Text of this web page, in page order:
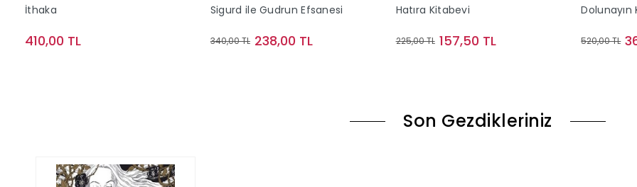
İthaka
410,00 TL
Sigurd ile Gudrun Efsanesi
340,00 TL 238,00 TL
Hatıra Kitabevi
225,00 TL 157,50 TL
Dolunayın
520,00 TL
Son Gezdikleriniz